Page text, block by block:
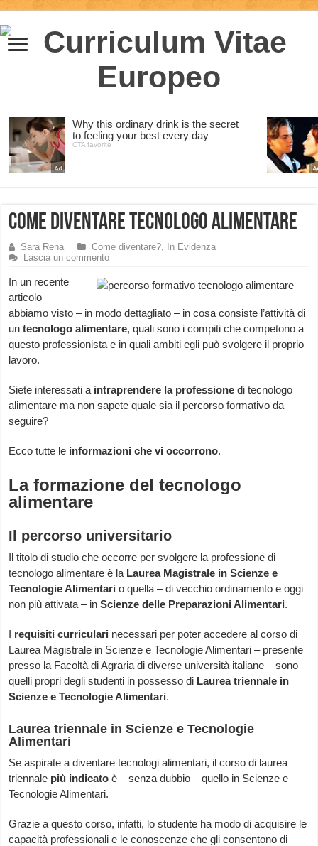
Come diventare tecnologo alimentare
Sara Rena Come diventare?,
In Evidenza
Lascia un commento
In un recente
articolo
abbiamo visto – in modo dettagliato – in cosa consiste l’attività di
un tecnologo alimentare, quali sono i compiti che competono a
questo professionista e in quali ambiti egli può svolgere il proprio
lavoro.
Siete interessati a intraprendere la professione di tecnologo
alimentare ma non sapete quale sia il percorso formativo da
seguire?
Ecco tutte le informazioni che vi occorrono.
La formazione del tecnologo
alimentare
Il percorso universitario
Il titolo di studio che occorre per svolgere la professione di
tecnologo alimentare è la Laurea Magistrale in Scienze e
Tecnologie Alimentari o quella – di vecchio ordinamento e oggi
non più attivata – inScienze delle Preparazioni Alimentari.
I requisiti curriculari necessari per poter accedere al corso di
Laurea Magistrale in Scienze e Tecnologie Alimentari – presente
presso la Facoltà di Agraria di diverse università italiane – sono
quelli propri degli studenti in possesso di Laurea triennale in
Scienze e Tecnologie Alimentari.
Laurea triennale in Scienze e Tecnologie
Alimentari
Se aspirate a diventare tecnologi alimentari, il corso di laurea
triennale più indicato è – senza dubbio – quello in Scienze e
Tecnologie Alimentari.
Grazie a questo corso, infatti, lo studente ha modo di acquisire le
capacità professionali e le conoscenze che gli consentono di